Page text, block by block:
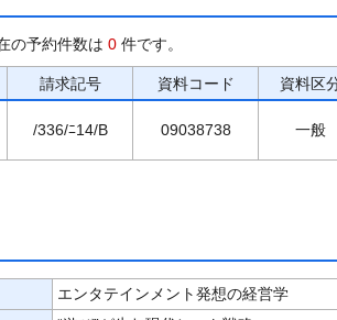
の予約件数は 0 件です。
請求記号 資料コード 資料区
/336/ﾆ14/B 09038738 一般
エンタテインメント発想の経営学